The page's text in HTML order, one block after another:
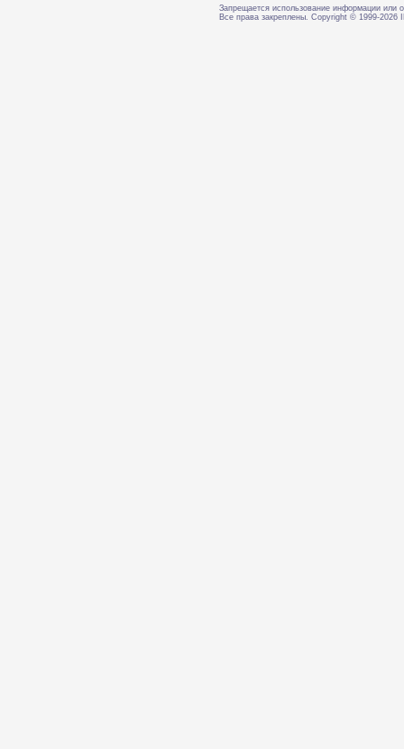
Запрещается использование информации или
Все права закреплены. Copyright © 1999-